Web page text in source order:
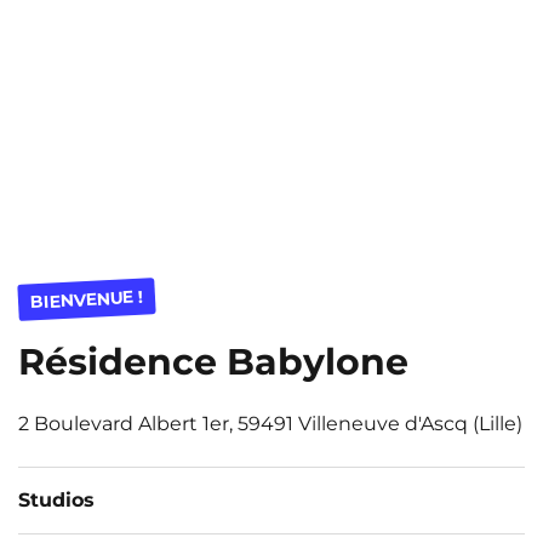
BIENVENUE !
Résidence Babylone
2 Boulevard Albert 1er, 59491 Villeneuve d'Ascq (Lille)
Studios